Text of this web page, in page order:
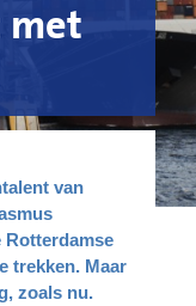
met
van
trekken. Maar
zoals nu.